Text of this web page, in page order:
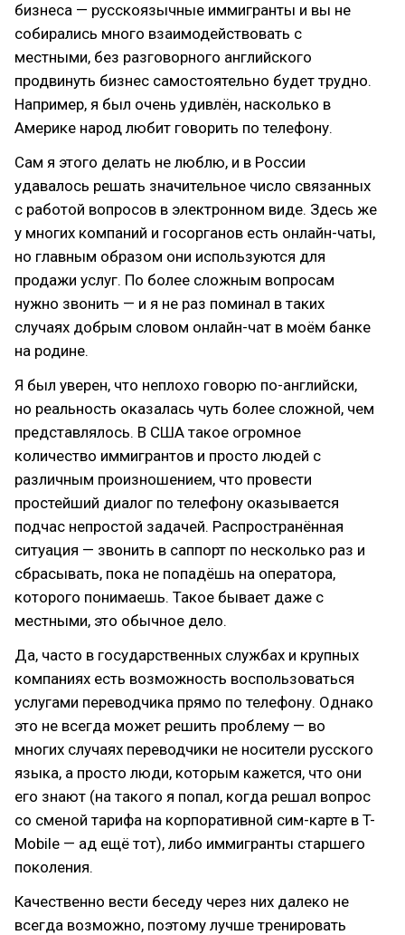
бизнеса — русскоязычные иммигранты и вы не
собирались много взаимодействовать с
местными, без разговорного английского
продвинуть бизнес самостоятельно будет трудно.
Например, я был очень удивлён, насколько в
Америке народ любит говорить по телефону.
Сам я этого делать не люблю, и в России
удавалось решать значительное число связанных
с работой вопросов в электронном виде. Здесь же
у многих компаний и госорганов есть онлайн-чаты,
но главным образом они используются для
продажи услуг. По более сложным вопросам
нужно звонить — и я не раз поминал в таких
случаях добрым словом онлайн-чат в моём банке
на родине.
Я был уверен, что неплохо говорю по-английски,
но реальность оказалась чуть более сложной, чем
представлялось. В США такое огромное
количество иммигрантов и просто людей с
различным произношением, что провести
простейший диалог по телефону оказывается
подчас непростой задачей. Распространённая
ситуация — звонить в саппорт по несколько раз и
сбрасывать, пока не попадёшь на оператора,
которого понимаешь. Такое бывает даже с
местными, это обычное дело.
Да, часто в государственных службах и крупных
компаниях есть возможность воспользоваться
услугами переводчика прямо по телефону. Однако
это не всегда может решить проблему — во
многих случаях переводчики не носители русского
языка, а просто люди, которым кажется, что они
его знают (на такого я попал, когда решал вопрос
со сменой тарифа на корпоративной сим-карте в T-
Mobile — ад ещё тот), либо иммигранты старшего
поколения.
Качественно вести беседу через них далеко не
всегда возможно, поэтому лучше тренировать